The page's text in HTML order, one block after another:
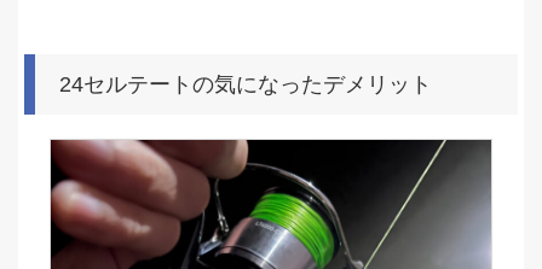
24セルテートの気になったデメリット